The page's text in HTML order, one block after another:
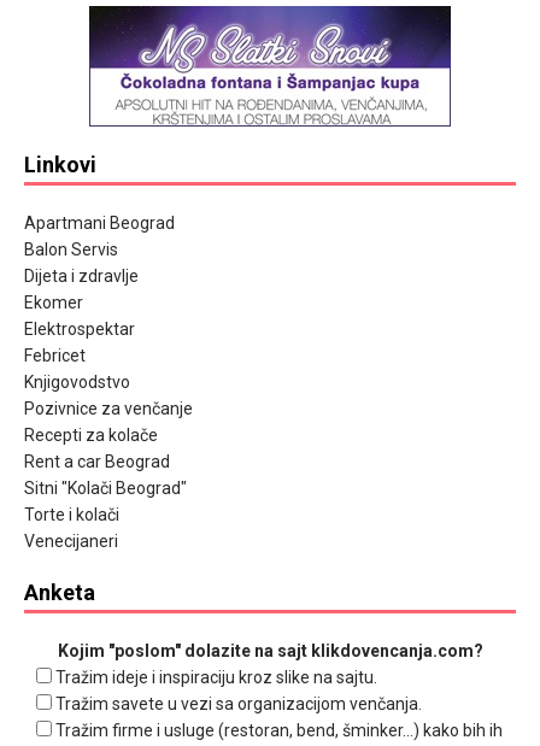
Linkovi
Apartmani Beograd
Balon Servis
Dijeta i zdravlje
Ekomer
Elektrospektar
Febricet
Knjigovodstvo
Pozivnice za venčanje
Recepti za kolače
Rent a car Beograd
Sitni "Kolači Beograd"
Torte i kolači
Venecijaneri
Anketa
Kojim "poslom" dolazite na sajt klikdovencanja.com?
Tražim ideje i inspiraciju kroz slike na sajtu.
Tražim savete u vezi sa organizacijom venčanja.
Tražim firme i usluge (restoran, bend, šminker...) kako bih ih